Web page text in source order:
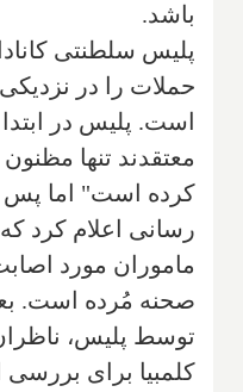
باشد.
پلیس سلطنتی
حملات را در
است. پلیس در
معتقدند تنها
کرده است" اما پس
رسانی اعلام کرد
ماموران مورد
صحنه مُرده است.
توسط پلیس،
کلمبیا برای بررسی